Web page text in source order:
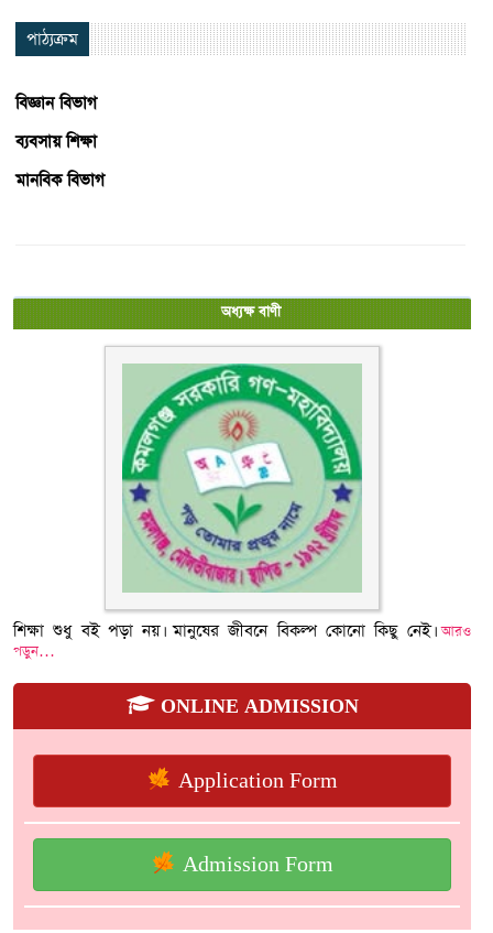
পাঠ্যক্রম
বিজ্ঞান বিভাগ
ব্যবসায় শিক্ষা
মানবিক বিভাগ
অধ্যক্ষ বাণী
শিক্ষা শুধু বই পড়া নয়। মানুষের জীবনে বিকল্প কোনো কিছু নেই।আরও
পড়ুন…
ONLINE ADMISSION
Application Form
Admission Form